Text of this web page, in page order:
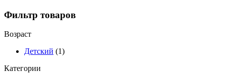
Фильтр товаров
Возраст
Детский (1)
Категории